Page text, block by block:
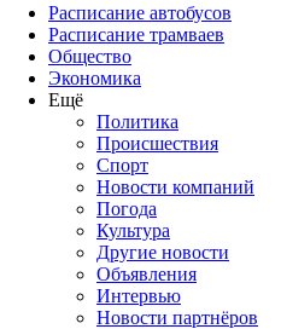
Расписание автобусов
Расписание трамваев
Общество
Экономика
Ещё
Политика
Проиcшествия
Спорт
Новости компаний
Погода
Культура
Другие новости
Объявления
Интервью
Новости партнёров